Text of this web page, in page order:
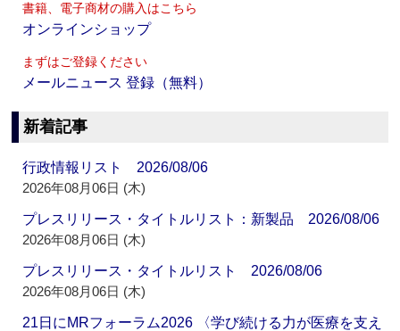
書籍、電子商材の購入はこちら
オンラインショップ
まずはご登録ください
メールニュース 登録（無料）
新着記事
行政情報リスト 2026/08/06
2026年08月06日 (木)
プレスリリース・タイトルリスト：新製品 2026/08/06
2026年08月06日 (木)
プレスリリース・タイトルリスト 2026/08/06
2026年08月06日 (木)
21日にMRフォーラム2026 〈学び続ける力が医療を支え